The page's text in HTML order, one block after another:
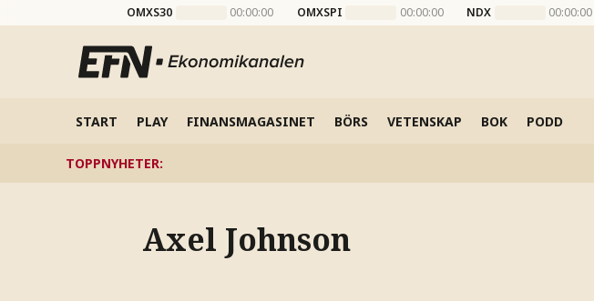
OMXS30 00:00:00 OMXSPI 00:00:00 NDX 00:00:00
START PLAY FINANSMAGASINET BÖRS VETENSKAP BOK PODD
TOPPNYHETER:
Axel Johnson